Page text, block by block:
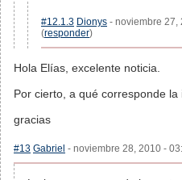
#12.1.3 Dionys - noviembre 27,
(responder)
Hola Elías, excelente noticia.
Por cierto, a qué corresponde la
gracias
#13 Gabriel - noviembre 28, 2010 -